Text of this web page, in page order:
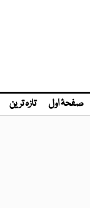
صفحۂ اول تازہ ترین